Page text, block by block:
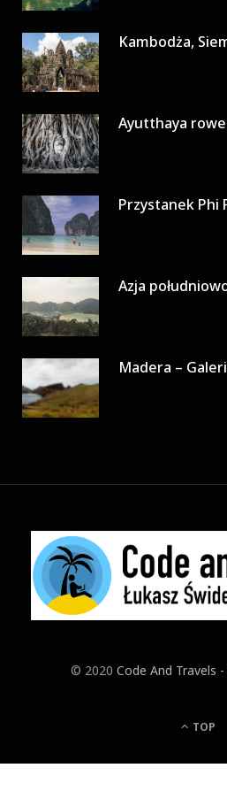
Ayutthaya
Przystanek Phi
Azja
Madera –
© 2020 Code And Travels
TOP